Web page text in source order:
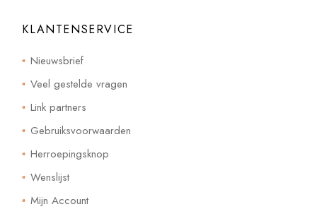
KLANTENSERVICE
Nieuwsbrief
Veel gestelde vragen
Link partners
Gebruiksvoorwaarden
Herroepingsknop
Wenslijst
Mijn Account